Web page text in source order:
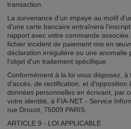
transaction.
La survenance d'un impayé au motif
d'une carte bancaire entraînera
rapport avec votre commande
fichier incident de paiement mis en
déclaration irrégulière ou une anomalie
l'objet d'un traitement spécifique.
Conformément à la loi vous disposez,
d'accès, de rectification, et d'opposition
données personnelles en écrivant, par
votre identité, à FIA-NET - Service
rue Drouot, 75009 PARIS.
ARTICLE 9 - LOI APPLICABLE